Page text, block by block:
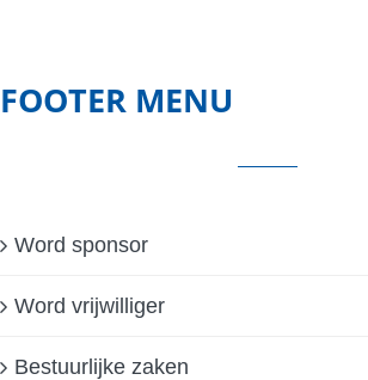
FOOTER MENU
Word sponsor
Word vrijwilliger
Bestuurlijke zaken